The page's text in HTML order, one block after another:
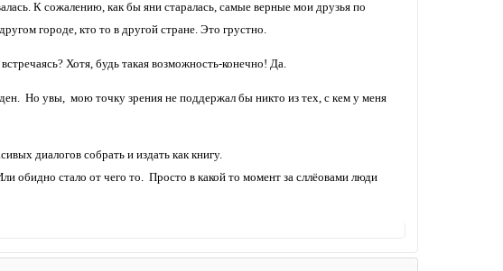
К сожалению, как бы яни старалась, самые верные мои друзья по
городе, кто то в другой стране. Это грустно.
Хотя, будь такая возможность-конечно! Да.
Но увы, мою точку зрения не поддержал бы никто из тех, с кем у меня
диалогов собрать и издать как книгу.
обидно стало от чего то. Просто в какой то момент за сллёовами люди